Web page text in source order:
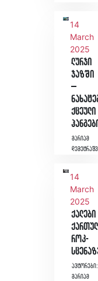
14
March
2025
ლურჯი
ჯაზში
–
ქცეული
მარიამ
14
March
2025
ქალები
ქართულ
როკ-
ავტორები:
მარიამ